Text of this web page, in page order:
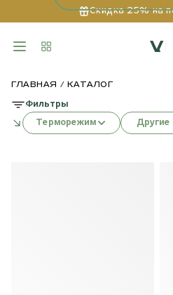
Скидка 25% на
ГЛАВНАЯ КАТАЛОГ
Терморежим Другие
Фильтры